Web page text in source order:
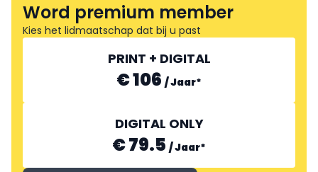
Word premium member
Kies het lidmaatschap dat bij u past
PRINT + DIGITAL
€ 106 /Jaar*
DIGITAL ONLY
€ 79.5 /Jaar*